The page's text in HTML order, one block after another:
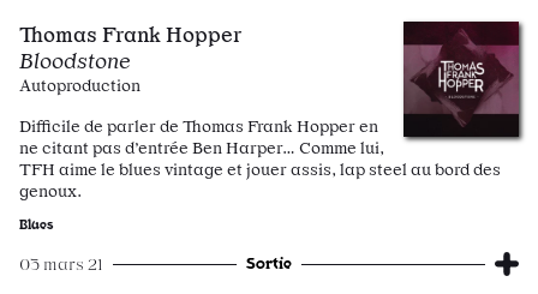
Thomas Frank Hopper
Bloodstone
Autoproduction
Difficile de parler de Thomas Frank Hopper en
ne citant pas d’entrée Ben Harper… Comme lui,
TFH aime le blues vintage et jouer assis, lap steel au bord des
genoux.
Blues
03 mars 21 Sortie